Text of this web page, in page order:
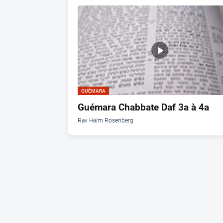
GUÉMARA
Guémara Chabbate Daf 3a à 4a
Rav Haïm Rosenberg